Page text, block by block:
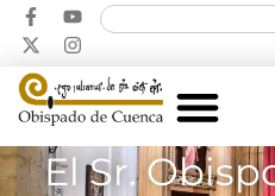
El Sr.